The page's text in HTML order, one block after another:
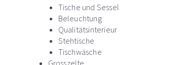
Tische und Sessel
Beleuchtung
Qualitätsinterieur
Stehtische
Tischwäsche